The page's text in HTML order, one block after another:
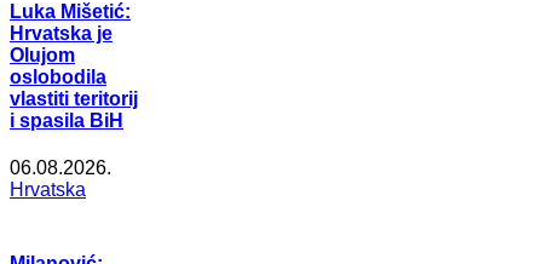
Luka Mišetić:
Hrvatska je
Olujom
oslobodila
vlastiti teritorij
i spasila BiH
06.08.2026.
Hrvatska